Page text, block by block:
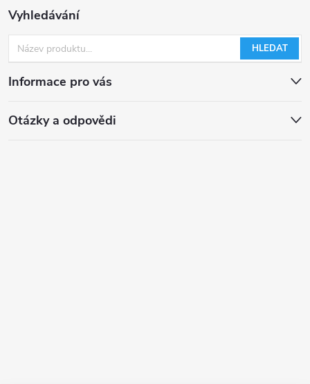
Vyhledávání
HLEDAT
Informace pro vás
Otázky a odpovědi